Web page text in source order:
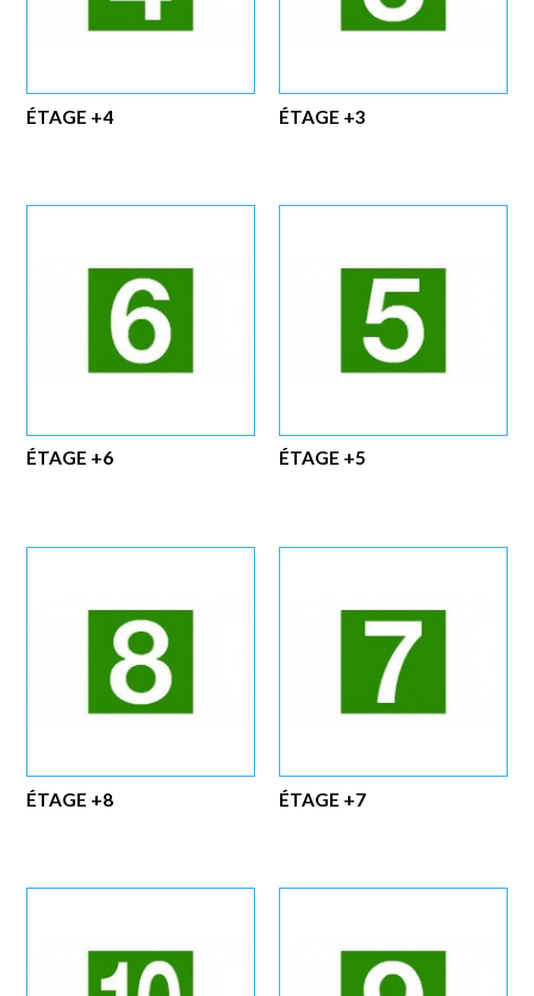
ÉTAGE +3
ÉTAGE +4
ÉTAGE +5
ÉTAGE +6
ÉTAGE +7
ÉTAGE +8